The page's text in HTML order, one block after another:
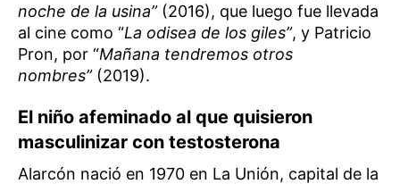
noche de la usina”(2016), que luego fue llevada
al cine como “La odisea de los giles”, y Patricio
Pron, por “Mañana tendremos otros
nombres”(2019).
El niño afeminado al que quisieron
masculinizar con testosterona
Alarcón nació en 1970 en La Unión, capital de la